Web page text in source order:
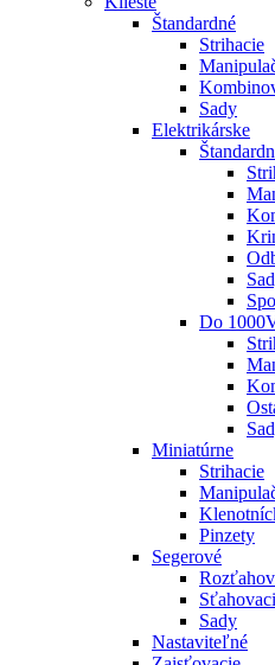
Štandardné
Strihacie
Sady
Elektrikárske
Do
Miniatúrne
Strihacie
Pinzety
Segerové
Sady
Nastaviteľné